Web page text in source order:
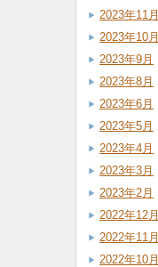
2023年11月
2023年10月
2023年9月
2023年8月
2023年6月
2023年5月
2023年4月
2023年3月
2023年2月
2022年12月
2022年11月
2022年10月